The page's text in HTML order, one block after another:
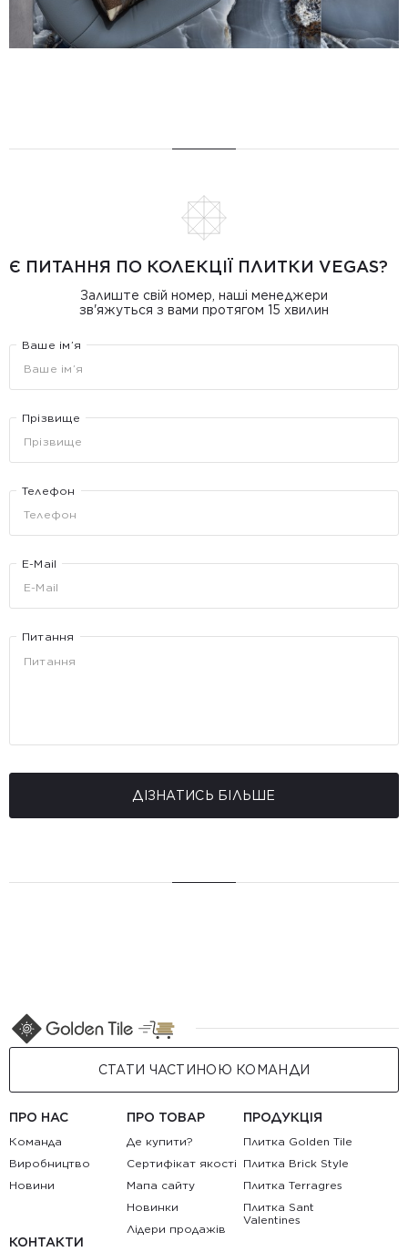
Є ПИТАННЯ ПО КОЛЕКЦІЇ ПЛИТКИ VEGAS?
Залиште свій номер, наші менеджери
зв'яжуться з вами протягом 15 хвилин
Ваше ім’я
Прізвище
Телефон
E-Mail
Питання
ДІЗНАТИСЬ БІЛЬШЕ
СТАТИ ЧАСТИНОЮ КОМАНДИ
ПРО НАС
Команда
Виробництво
Новини
ПРО ТОВАР
Де купити?
Сертифікат якості
Мапа сайту
Новинки
Лідери продажів
ПРОДУКЦІЯ
Плитка Golden Tile
Плитка Brick Style
Плитка Terragres
Плитка Sant
Valentines
КОНТАКТИ